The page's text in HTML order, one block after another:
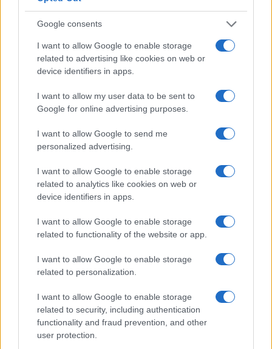
Google consents
I want to allow Google to enable storage
related to advertising like cookies on web or
device identifiers in apps.
I want to allow my user data to be sent to
Google for online advertising purposes.
I want to allow Google to send me
personalized advertising.
I want to allow Google to enable storage
related to analytics like cookies on web or
device identifiers in apps.
I want to allow Google to enable storage
related to functionality of the website or app.
I want to allow Google to enable storage
related to personalization.
I want to allow Google to enable storage
related to security, including authentication
functionality and fraud prevention, and other
user protection.
proizvodu starom gotovo pola stoljeća.
U komentarima su se ubrzo otvorile i šire rasprave o
nekadašnjoj industriji i kvaliteti proizvodnje. "To je
bio standard i kvaliteta", napisala je jedna
su takvi uređaji bili uobičajeni.
Da interes nije samo virtualan, pokazuje i oglas koji
se nedavno pojavio u domaćem oglasniku. Naime,
jedan ovakav ovlaživač marke Metalija iz Subotice,
opisan kao “UFO dizajn” i u potpuno ispravnom
stanju, prodaje se za 100 eura. Prodavač tvrdi da je
uređaj “kao nov”, što dodatno potvrđuje reputaciju
dugotrajnosti koju su mu korisnici pripisali.
Cijela priča još jednom je pokazala koliko snažno
predmeti iz prošlosti mogu povezati ljude. Jedan
naizgled običan kućanski aparat postao je tako
današnjim načinom života, a ovaj primjer podsjetio
je na razdoblje u kojem je, za razliku od današnjih
uređaja koji traju svega par godina, trajnost bila
jednako važna kao i funkcionalnost.